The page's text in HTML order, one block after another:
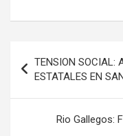
de
entradas
TENSION SOCIAL:
ESTATALES EN
Rio Gallegos: